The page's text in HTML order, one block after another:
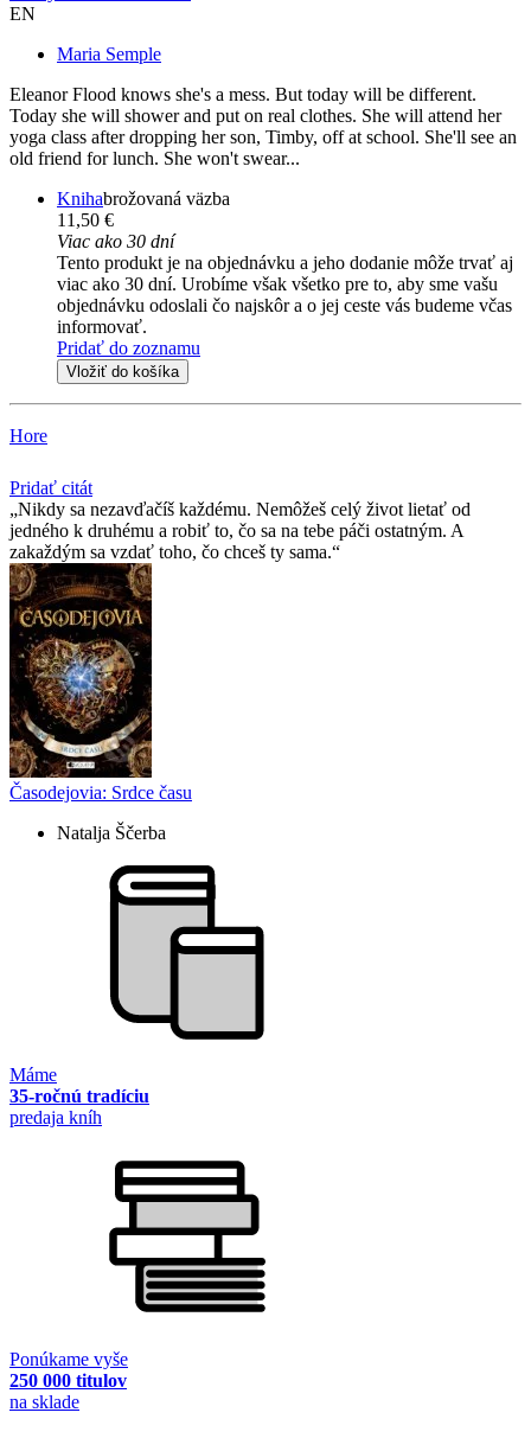
EN
Maria Semple
Eleanor Flood knows she's a mess. But today will be different.
Today she will shower and put on real clothes. She will attend her
yoga class after dropping her son, Timby, off at school. She'll see an
old friend for lunch. She won't swear...
Knihabrožovaná väzba
11,50 €
Viac ako 30 dní
Tento produkt je na objednávku a jeho dodanie môže trvať aj
viac ako 30 dní. Urobíme však všetko pre to, aby sme vašu
objednávku odoslali čo najskôr a o jej ceste vás budeme včas
informovať.
Pridať do zoznamu
Vložiť do košíka
Hore
Pridať citát
Nikdy sa nezavďačíš každému. Nemôžeš celý život lietať od
jedného k druhému a robiť to, čo sa na tebe páči ostatným. A
zakaždým sa vzdať toho, čo chceš ty sama.
Časodejovia: Srdce času
Natalja Ščerba
Máme
35-ročnú tradíciu
predaja kníh
Ponúkame vyše
250 000 titulov
na sklade